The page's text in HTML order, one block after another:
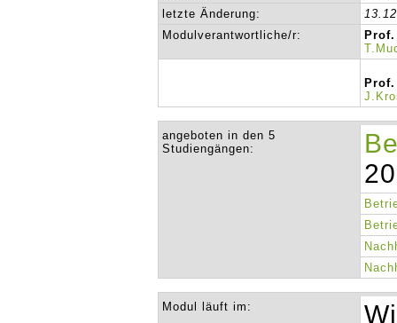
letzte Änderung:
Modulverantwortliche/r:
angeboten in den 5
Studiengängen:
Modul läuft im: